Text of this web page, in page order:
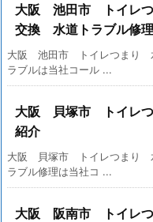
大阪 池田市 トイレ
交換 水道トラブル修
大阪 池田市 トイレつまり
ラブルは当社コール ...
大阪 貝塚市 トイレ
紹介
大阪 貝塚市 トイレつまり
ラブル修理は当社コ ...
大阪 阪南市 トイレ